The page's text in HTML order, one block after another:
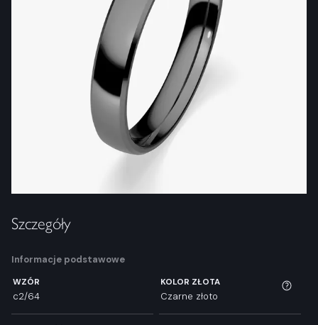
Szczegóły
Informacje podstawowe
WZÓR
c2/64
KOLOR ZŁOTA
Czarne złoto